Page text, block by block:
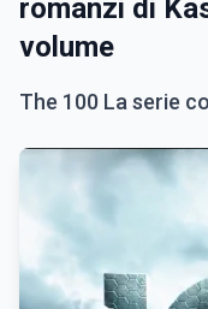
romanzi di
volume
The 100 La serie